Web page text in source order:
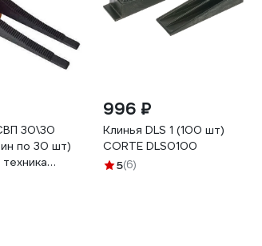
30\30
по 30 шт)
996 ₽
Клинья DLS 1 (100 шт)
CORTE DLS0100
5(6)